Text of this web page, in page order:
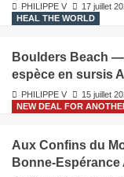
PHILIPPE V 17 juillet
HEAL THE WORLD
Boulders Beach
espèce en sursis
PHILIPPE V 15 juillet
NEW DEAL FOR
Aux Confins du
Bonne-Espérance